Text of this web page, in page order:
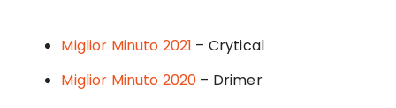
Miglior Minuto 2021 – Crytical
Miglior Minuto 2020 – Drimer